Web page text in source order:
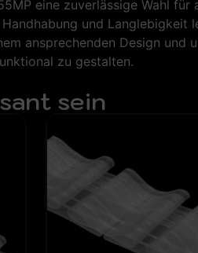
eine zuverlässige Wahl für
und Langlebigkeit
ansprechenden Design und
zu gestalten.
sein